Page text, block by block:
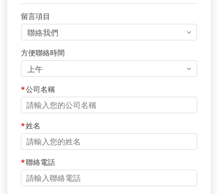
留言項目
方便聯絡時間
*公司名稱
*姓名
*聯絡電話